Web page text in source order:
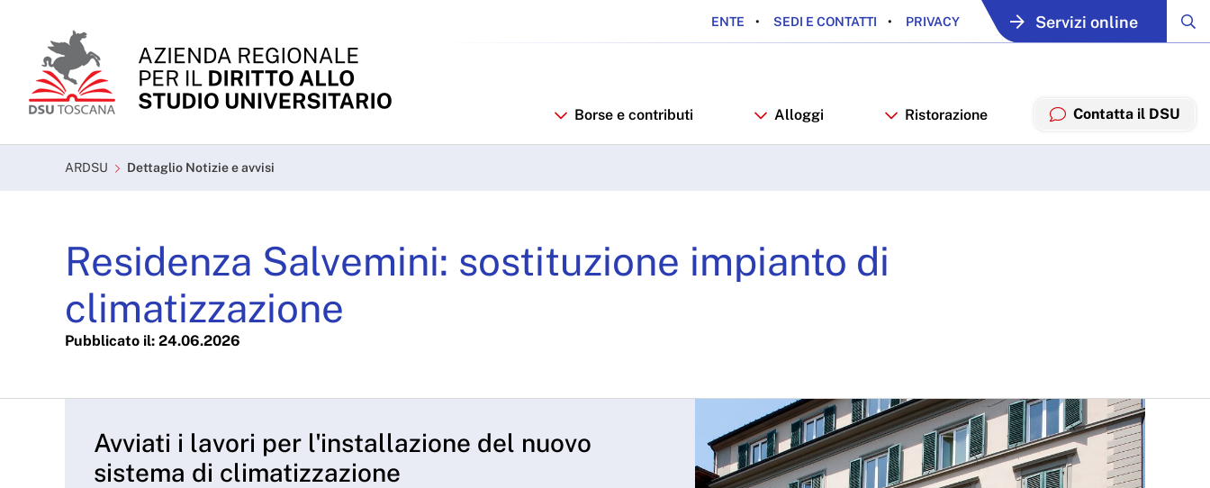
ENTE SEDI E CONTATTI PRIVACY Servizi online
Borse e contributi Alloggi Ristorazione Contatta il DSU
Dettaglio Notizie e avvisi - ARDSU
ARDSU Dettaglio Notizie e avvisi
Residenza Salvemini: sostituzione impianto di
climatizzazione
Pubblicato il: 24.06.2026
Avviati i lavori per l'installazione del nuovo
sistema di climatizzazione